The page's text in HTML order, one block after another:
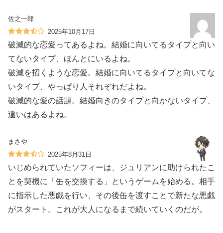
佐之一郎
2025年10月17日
破滅的な恋愛ってあるよね。結婚に向いてるタイプと向い
てないタイプ、ほんとにいるよね。
破滅を招くような恋愛。結婚に向いてるタイプと向いてな
いタイプ、やっぱり人それぞれだよね。
破滅的な愛の話題。結婚向きのタイプと向かないタイプ、
違いはあるよね。
まさや
2025年8月31日
いじめられていたソフィーは、ジュリアンに助けられたこ
とを契機に「缶を交換する」というゲームを始める。相手
に指示した悪戯を行い、その後缶を渡すことで新たな悪戯
がスタート。これが大人になるまで続いていくのだが。